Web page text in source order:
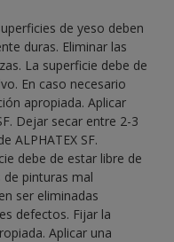
de yeso deben
duras. Eliminar las
La superficie debe de
En caso necesario
apropiada. Aplicar
Dejar secar entre 2-3
ALPHATEX SF.
debe de estar libre de
de pinturas mal
ser eliminadas
defectos. Fijar la
Aplicar una